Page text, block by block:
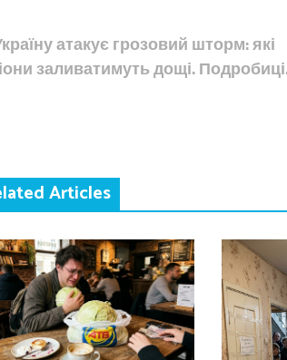
атакує грозовий шторм: які
заливатимуть дощі.
Articles